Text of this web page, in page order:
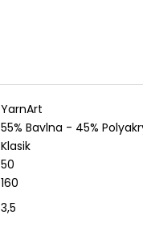
YarnArt
55% Bavlna - 45%
Klasik
50
160
3,5